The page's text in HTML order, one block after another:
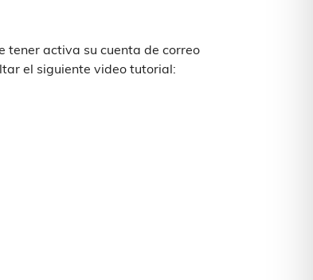
tener activa su cuenta de correo
el siguiente video tutorial: